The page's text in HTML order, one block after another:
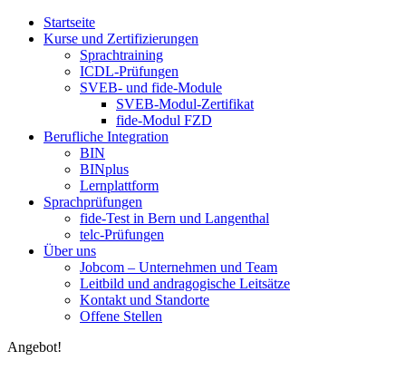
Startseite
Kurse und Zertifizierungen
Sprachtraining
ICDL-Prüfungen
SVEB- und fide-Module
SVEB-Modul-Zertifikat
fide-Modul FZD
Berufliche Integration
BIN
BINplus
Lernplattform
Sprachprüfungen
fide-Test in Bern und Langenthal
telc-Prüfungen
Über uns
Jobcom – Unternehmen und Team
Leitbild und andragogische Leitsätze
Kontakt und Standorte
Offene Stellen
Angebot!